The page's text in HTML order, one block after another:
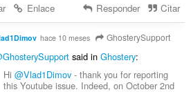
Enlace Responder Citar
hace 10 meses GhosterySupport
said in Ghostery:
Hi @Vlad1Dimov- thank you for reporting
this Youtube issue. Indeed, on October 2nd